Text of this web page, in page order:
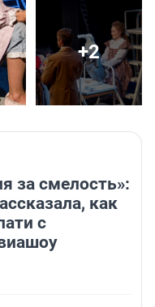
+2
за смелость»:
как
с